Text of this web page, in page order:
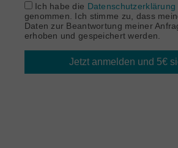
Ich habe die Datenschutzerklärung
genommen. Ich stimme zu, dass
Daten zur Beantwortung meiner
erhoben und gespeichert werden.
Jetzt anmelden und 5€